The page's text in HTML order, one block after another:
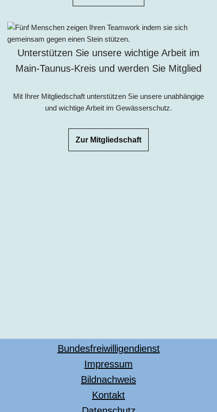
Unterstützen Sie unsere wichtige Arbeit im
Main-Taunus-Kreis und werden Sie Mitglied
Mit Ihrer Mitgliedschaft unterstützen Sie unsere unabhängige
und wichtige Arbeit im Gewässerschutz.
Zur Mitgliedschaft
Bundesfreiwilligendienst
Impressum
Bildnachweis
Kontakt